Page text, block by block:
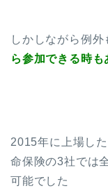
しかしながら例
ら参加できる時も
2015年に上場し
命保険の3社では
可能でした